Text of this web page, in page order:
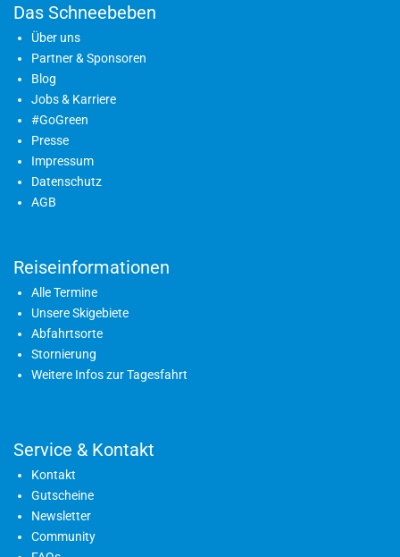
Das Schneebeben
Über uns
Partner & Sponsoren
Blog
Jobs & Karriere
#GoGreen
Presse
Impressum
Datenschutz
AGB
Reiseinformationen
Alle Termine
Unsere Skigebiete
Abfahrtsorte
Stornierung
Weitere Infos zur Tagesfahrt
Service & Kontakt
Kontakt
Gutscheine
Newsletter
Community